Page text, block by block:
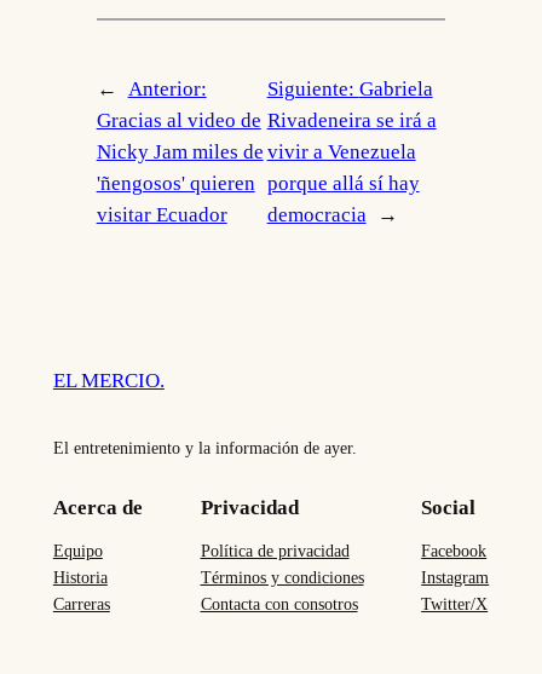
←
Anterior:
Gracias al video de
Nicky Jam miles de
'ñengosos' quieren
visitar Ecuador
Siguiente: Gabriela
Rivadeneira se irá a
vivir a Venezuela
porque allá sí hay
democracia
→
EL MERCIO.
El entretenimiento y la información de ayer.
Acerca de
Equipo
Historia
Carreras
Privacidad
Política de privacidad
Términos y condiciones
Contacta con consotros
Social
Facebook
Instagram
Twitter/X